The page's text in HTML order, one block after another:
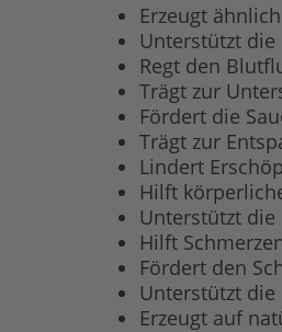
Erzeugt
Unterstützt
Regt den
Trägt zur
Fördert die
Trägt zur
Lindert
Hilft
Unterstützt
Hilft
Fördert den
Unterstützt die
Erzeugt auf